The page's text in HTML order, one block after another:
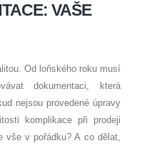
VAŠE
Od loňského roku musí
dokumentaci, která
nejsou provedené úpravy
komplikace při prodeji
vše v pořádku? A co dělat,